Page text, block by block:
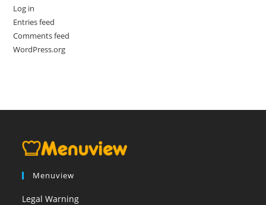
Log in
Entries feed
Comments feed
WordPress.org
Menuview
Legal Warning